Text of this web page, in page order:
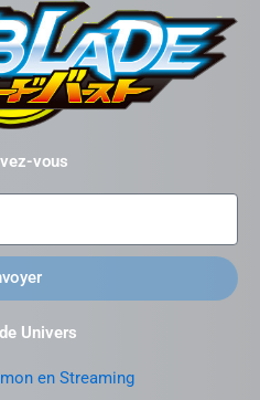
vous
Univers
en Streaming